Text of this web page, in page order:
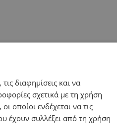
διαφημίσεις και να
σχετικά με τη χρήση
οποίοι ενδέχεται να τις
έχουν συλλέξει από τη χρήση